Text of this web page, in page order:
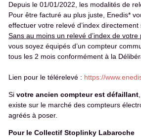
Depuis le 01/01/2022, les modalités de
Pour être facturé au plus juste, Enedis*
effectuer votre relevé d’index directement
Sans au moins un relevé d’index de votre
vous soyez équipés d’un compteur
tous les 2 mois conformément à la
Lien pour le télérelevé : https://
Si votre ancien compteur est défaillant
existe sur le marché des compteurs
agréés à poser.
Pour le Collectif Stoplinky Labaroche